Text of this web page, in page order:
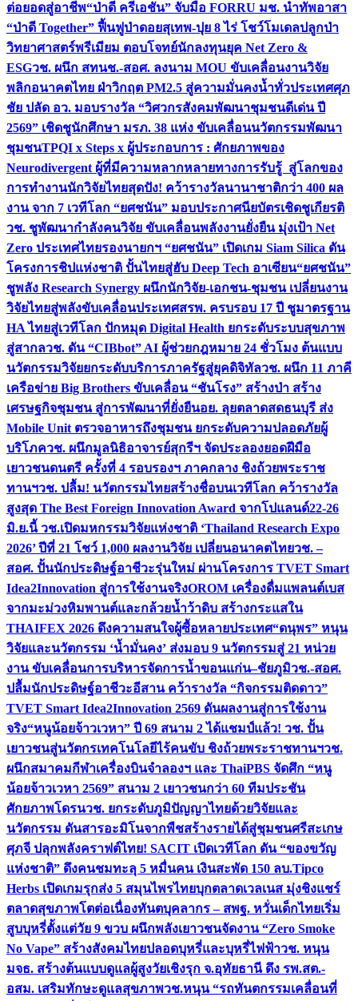
ต่อยอดสู่อาชีพ“ป่าดี ครีเอชัน” จับมือ FORRU มช. นำทัพอาสา
“ป่าดี Together” ฟื้นฟูป่าดอยสุเทพ-ปุย 8 ไร่ โชว์โมเดลปลูกป่า
วิทยาศาสตร์พรีเมียม ตอบโจทย์นักลงทุนยุค Net Zero &
ESGวช. ผนึก สทนช.-สอศ. ลงนาม MOU ขับเคลื่อนงานวิจัย
พลิกอนาคตไทย ฝ่าวิกฤต PM2.5 สู่ความมั่นคงน้ำทั่วประเทศศุภ
ชัย ปลัด อว. มอบรางวัล “วิศวกรสังคมพัฒนาชุมชนดีเด่น ปี
2569” เชิดชูนักศึกษา มรภ. 38 แห่ง ขับเคลื่อนนวัตกรรมพัฒนา
ชุมชนTPQI x Steps x ผู้ประกอบการ : ศักยภาพของ
Neurodivergent ผู้ที่มีความหลากหลายทางการรับรู้ สู่โลกของ
การทำงานนักวิจัยไทยสุดปัง! คว้ารางวัลนานาชาติกว่า 400 ผล
งาน จาก 7 เวทีโลก “ยศชนัน” มอบประกาศนียบัตรเชิดชูเกียรติ
วช. ชูพัฒนากำลังคนวิจัย ขับเคลื่อนพลังงานยั่งยืน มุ่งเป้า Net
Zero ประเทศไทยรองนายกฯ “ยศชนัน” เปิดเกม Siam Silica ดัน
โครงการชิปแห่งชาติ ปั้นไทยสู่ฮับ Deep Tech อาเซียน“ยศชนัน”
ชูพลัง Research Synergy ผนึกนักวิจัย-เอกชน-ชุมชน เปลี่ยนงาน
วิจัยไทยสู่พลังขับเคลื่อนประเทศสรพ. ครบรอบ 17 ปี ชูมาตรฐาน
HA ไทยสู่เวทีโลก ปักหมุด Digital Health ยกระดับระบบสุขภาพ
สู่สากลวช. ดัน “CIBbot” AI ผู้ช่วยกฎหมาย 24 ชั่วโมง ต้นแบบ
นวัตกรรมวิจัยยกระดับบริการภาครัฐสู่ยุคดิจิทัลวช. ผนึก 11 ภาคี
เครือข่าย Big Brothers ขับเคลื่อน “ชันโรง” สร้างป่า สร้าง
เศรษฐกิจชุมชน สู่การพัฒนาที่ยั่งยืนอย. ลุยตลาดสดธนบุรี ส่ง
Mobile Unit ตรวจอาหารถึงชุมชน ยกระดับความปลอดภัยผู้
บริโภควช. ผนึกมูลนิธิอาจารย์สุกรีฯ จัดประลองยอดฝีมือ
เยาวชนดนตรี ครั้งที่ 4 รอบรองฯ ภาคกลาง ชิงถ้วยพระราช
ทานฯวช. ปลื้ม! นวัตกรรมไทยสร้างชื่อบนเวทีโลก คว้ารางวัล
สูงสุด The Best Foreign Innovation Award จากโปแลนด์22-26
มิ.ย.นี้ วช.เปิดมหกรรมวิจัยแห่งชาติ ‘Thailand Research Expo
2026’ ปีที่ 21 โชว์ 1,000 ผลงานวิจัย เปลี่ยนอนาคตไทยวช. –
สอศ. ปั้นนักประดิษฐ์อาชีวะรุ่นใหม่ ผ่านโครงการ TVET Smart
Idea2Innovation สู่การใช้งานจริงOROM เครื่องดื่มแพลนต์เบส
จากมะม่วงหิมพานต์และกล้วยน้ำว้าดิบ สร้างกระแสใน
THAIFEX 2026 ดึงความสนใจผู้ซื้อหลายประเทศ“ดนุพร” หนุน
วิจัยและนวัตกรรม ‘น้ำมั่นคง’ ส่งมอบ 9 นวัตกรรมสู่ 21 หน่วย
งาน ขับเคลื่อนการบริหารจัดการน้ำขอนแก่น–ชัยภูมิวช.-สอศ.
ปลื้มนักประดิษฐ์อาชีวะอีสาน คว้ารางวัล “กิจกรรมติดดาว”
TVET Smart Idea2Innovation 2569 ดันผลงานสู่การใช้งาน
จริง“หนูน้อยจ้าวเวหา” ปี 69 สนาม 2 ได้แชมป์แล้ว! วช. ปั้น
เยาวชนสู่นวัตกรเทคโนโลยีไร้คนขับ ชิงถ้วยพระราชทานฯวช.
ผนึกสมาคมกีฬาเครื่องบินจำลองฯ และ ThaiPBS จัดศึก “หนู
น้อยจ้าวเวหา 2569” สนาม 2 เยาวชนกว่า 60 ทีมประชัน
ศักยภาพโดรนวช. ยกระดับภูมิปัญญาไทยด้วยวิจัยและ
นวัตกรรม ดันสารอะมิโนจากพืชสร้างรายได้สู่ชุมชนศรีสะเกษ
ศุภจี ปลุกพลังคราฟต์ไทย! SACIT เปิดเวทีโลก ดัน “ของขวัญ
แห่งชาติ” ดึงคนชมทะลุ 5 หมื่นคน เงินสะพัด 150 ลบ.Tipco
Herbs เปิดเกมรุกส่ง 5 สมุนไพรไทยบุกตลาดเวลเนส มุ่งชิงแชร์
ตลาดสุขภาพโตต่อเนื่องทันตบุคลากร – สพฐ. หวั่นเด็กไทยเริ่ม
สูบบุหรี่ตั้งแต่วัย 9 ขวบ ผนึกพลังเยาวชนจัดงาน “Zero Smoke
No Vape” สร้างสังคมไทยปลอดบุหรี่และบุหรี่ไฟฟ้าวช. หนุน
มจธ. สร้างต้นแบบดูแลผู้สูงวัยเชิงรุก จ.อุทัยธานี ดึง รพ.สต.-
อสม. เสริมทักษะดูแลสุขภาพวช.หนุน “รถทันตกรรมเคลื่อนที่